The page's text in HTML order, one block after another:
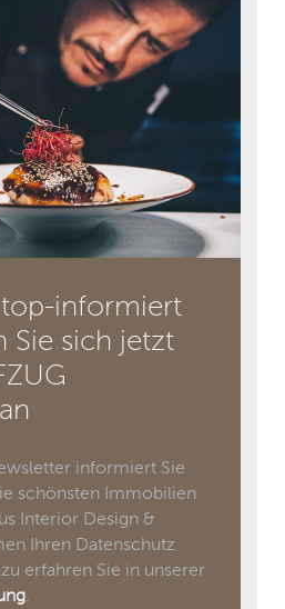
top-informiert
Sie sich jetzt
informiert Sie
schönsten Immobilien
Interior Design &
Ihren Datenschutz
erfahren Sie in unserer
.